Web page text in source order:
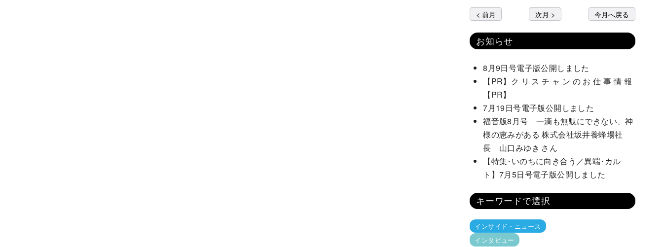
< 前月 次月 > 今月へ戻る
お知らせ
8月9日号電子版公開しました
【PR】ク リ ス チ ャ ン の お 仕 事 情 報
【PR】
7月19日号電子版公開しました
福音版8月号 一滴も無駄にできない、神
様の恵みがある 株式会社坂井養蜂場社
長 山口みゆき さん
【特集･いのちに向き合う／異端･カル
ト】7月5日号電子版公開しました
キーワードで選択
インサイド・ニュース
インタビュー